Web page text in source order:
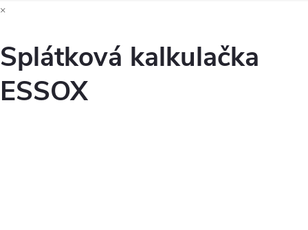
×
Splátková kalkulačka
ESSOX